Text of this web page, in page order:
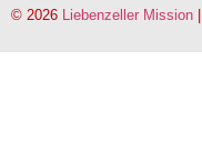
© 2026 Liebenzeller Mission |